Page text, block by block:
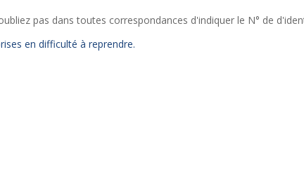
pas dans toutes correspondances d'indiquer le N° de
en difficulté à reprendre.